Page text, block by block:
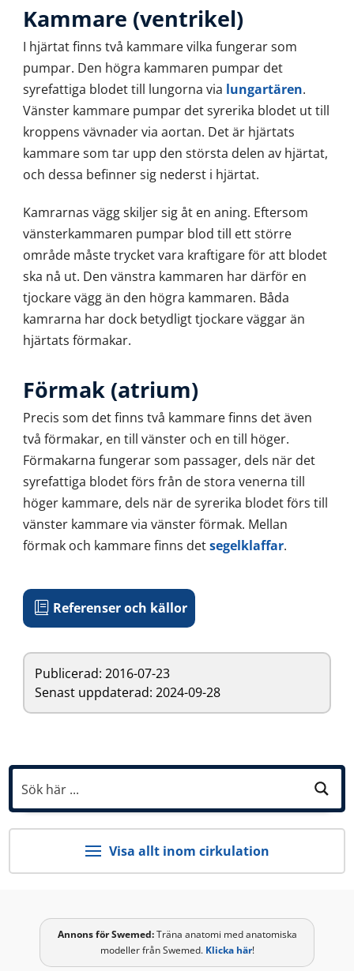
Kammare (ventrikel)
I hjärtat finns två kammare vilka fungerar som
pumpar. Den högra kammaren pumpar det
syrefattiga blodet till lungorna via lungartären.
Vänster kammare pumpar det syrerika blodet ut till
kroppens vävnader via aortan. Det är hjärtats
kammare som tar upp den största delen av hjärtat,
och dessa befinner sig nederst i hjärtat.
Kamrarnas vägg skiljer sig åt en aning. Eftersom
vänsterkammaren pumpar blod till ett större
område måste trycket vara kraftigare för att blodet
ska nå ut. Den vänstra kammaren har därför en
tjockare vägg än den högra kammaren. Båda
kamrarna har dock betydligt tjockare väggar än
hjärtats förmakar.
Förmak (atrium)
Precis som det finns två kammare finns det även
två förmakar, en till vänster och en till höger.
Förmakarna fungerar som passager, dels när det
syrefattiga blodet förs från de stora venerna till
höger kammare, dels när de syrerika blodet förs till
vänster kammare via vänster förmak. Mellan
förmak och kammare finns detsegelklaffar.
Referenser och källor
Publicerad:2016-07-23
Senast uppdaterad: 2024-09-28
Visa allt inom cirkulation
Annons förSwemed:Träna anatomi med anatomiska
modeller från Swemed. Klicka här!